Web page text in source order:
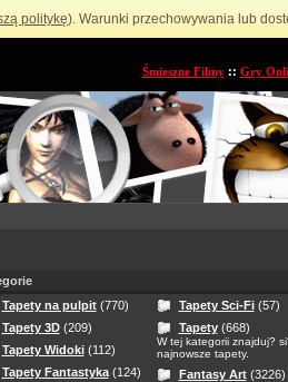
politykę). Warunki przechowywania lub
Śmieszne Filmy:: Gry
Tapety na pulpit(770)
Tapety 3D(209)
Tapety Widoki(112)
Tapety Fantastyka(124)
Tapety Sci-Fi(57)
Tapety(668)
W tej kategorii znajduj?
najnowsze tapety.
Fantasy Art(3226)